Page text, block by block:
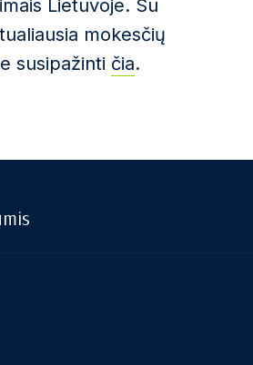
Lietuvoje. Su
mokesčių
susipažinti čia.